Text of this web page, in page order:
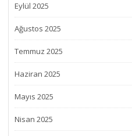
Eylül 2025
Ağustos 2025
Temmuz 2025
Haziran 2025
Mayıs 2025
Nisan 2025